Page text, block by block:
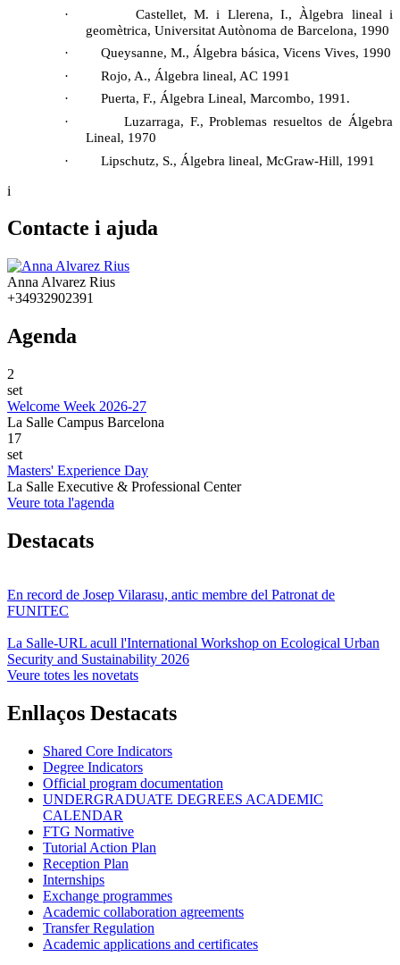
·
Castellet, M. i Llerena, I., Àlgebra lineal i
geomètrica, Universitat Autònoma de Barcelona, 1990
·
Queysanne, M., Álgebra básica, Vicens Vives, 1990
·
Rojo, A., Álgebra lineal, AC 1991
·
Puerta, F., Álgebra Lineal, Marcombo, 1991.
·
Luzarraga, F., Problemas resueltos de Álgebra
Lineal, 1970
·
Lipschutz, S., Álgebra lineal, McGraw-Hill, 1991
i
Contacte i ajuda
Anna Alvarez Rius
+34932902391
Agenda
2
set
Welcome Week 2026-27
La Salle Campus Barcelona
17
set
Masters' Experience Day
La Salle Executive & Professional Center
Veure tota l'agenda
Destacats
En record de Josep Vilarasu, antic membre del Patronat de
FUNITEC
La Salle-URL acull l'International Workshop on Ecological Urban
Security and Sustainability 2026
Veure totes les novetats
Enllaços Destacats
Shared Core Indicators
Degree Indicators
Official program documentation
UNDERGRADUATE DEGREES ACADEMIC
CALENDAR
FTG Normative
Tutorial Action Plan
Reception Plan
Internships
Exchange programmes
Academic collaboration agreements
Transfer Regulation
Academic applications and certificates